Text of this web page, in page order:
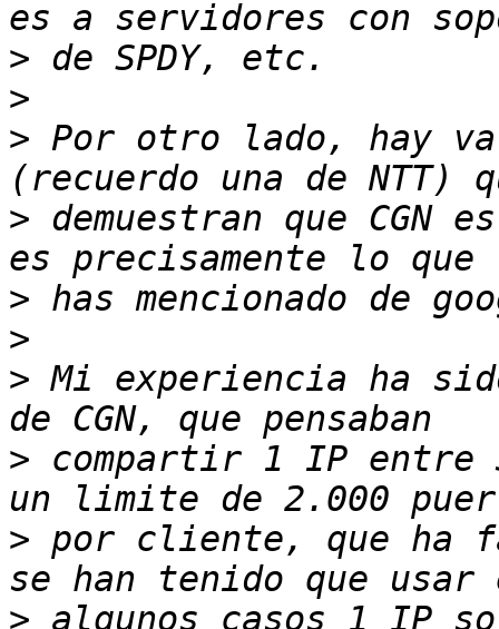
>
>
> Por otro lado, hay
> demuestran que
>
>
> Mi experiencia ha
> compartir 1 IP entre
> por cliente, que ha
> algunos casos 1 IP